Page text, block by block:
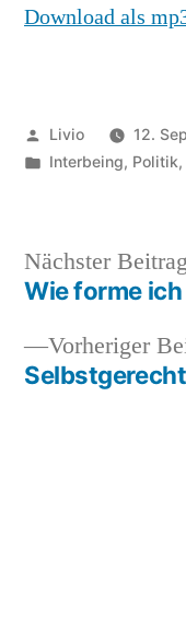
Download als
Veröffentlicht
von
Livio
12.
Veröffentlicht
Interbeing, Politik,
Vorheriger
Selbstgerecht
Nächster
Wie forme